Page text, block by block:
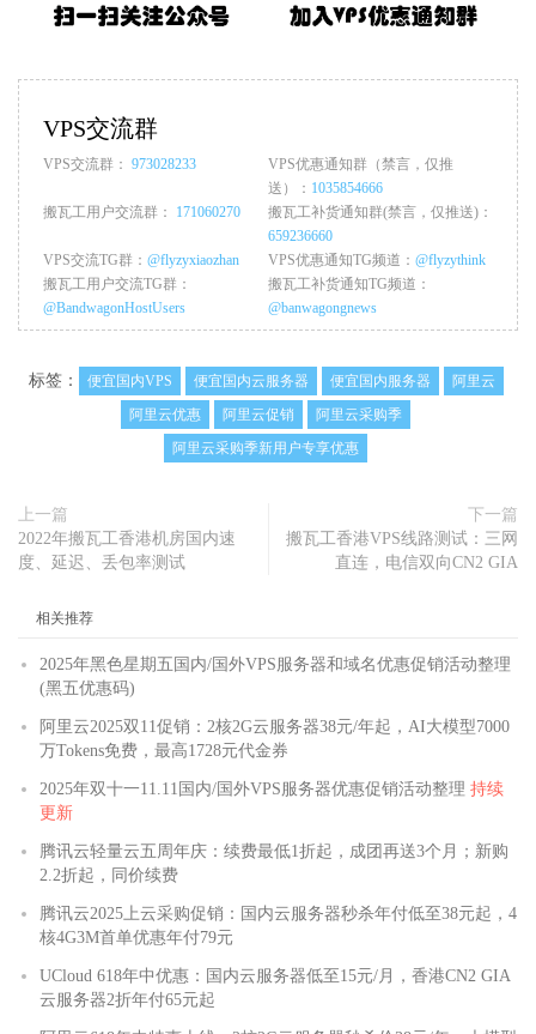
VPS交流群
VPS交流群： 973028233
VPS优惠通知群（禁言，仅推
送）： 1035854666
搬瓦工用户交流群： 171060270
搬瓦工补货通知群(禁言，仅推送)：
659236660
VPS交流TG群： @flyzyxiaozhan VPS优惠通知TG频道： @flyzythink
搬瓦工用户交流TG群：
@BandwagonHostUsers
搬瓦工补货通知TG频道：
@banwagongnews
标签： 便宜国内VPS 便宜国内云服务器 便宜国内服务器
阿里云
阿里云优惠
阿里云促销
阿里云采购季
阿里云采购季新用户专享优惠
上一篇
2022年搬瓦工香港机房国内速
度、延迟、丢包率测试
下一篇
搬瓦工香港VPS线路测试：三网
直连，电信双向CN2 GIA
相关推荐
2025年黑色星期五国内/国外VPS服务器和域名优惠促销活动整理
(黑五优惠码)
阿里云2025双11促销：2核2G云服务器38元/年起，AI大模型7000
万Tokens免费，最高1728元代金券
2025年双十一11.11国内/国外VPS服务器优惠促销活动整理 持续
更新
腾讯云轻量云五周年庆：续费最低1折起，成团再送3个月；新购
2.2折起，同价续费
腾讯云2025上云采购促销：国内云服务器秒杀年付低至38元起，4
核4G3M首单优惠年付79元
UCloud 618年中优惠：国内云服务器低至15元/月，香港CN2 GIA
云服务器2折年付65元起